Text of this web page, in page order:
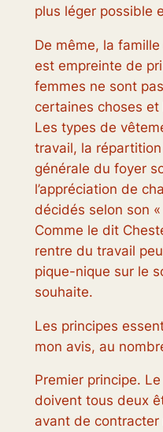
plus léger possible
De même, la
est empreinte de
femmes ne sont
certaines choses et
Les types de
travail, la
générale du foyer
l’appréciation de
décidés selon son
Comme le dit
rentre du travail
pique-nique sur le
souhaite.
Les principes
mon avis, au
Premier principe.
doivent tous deux
avant de